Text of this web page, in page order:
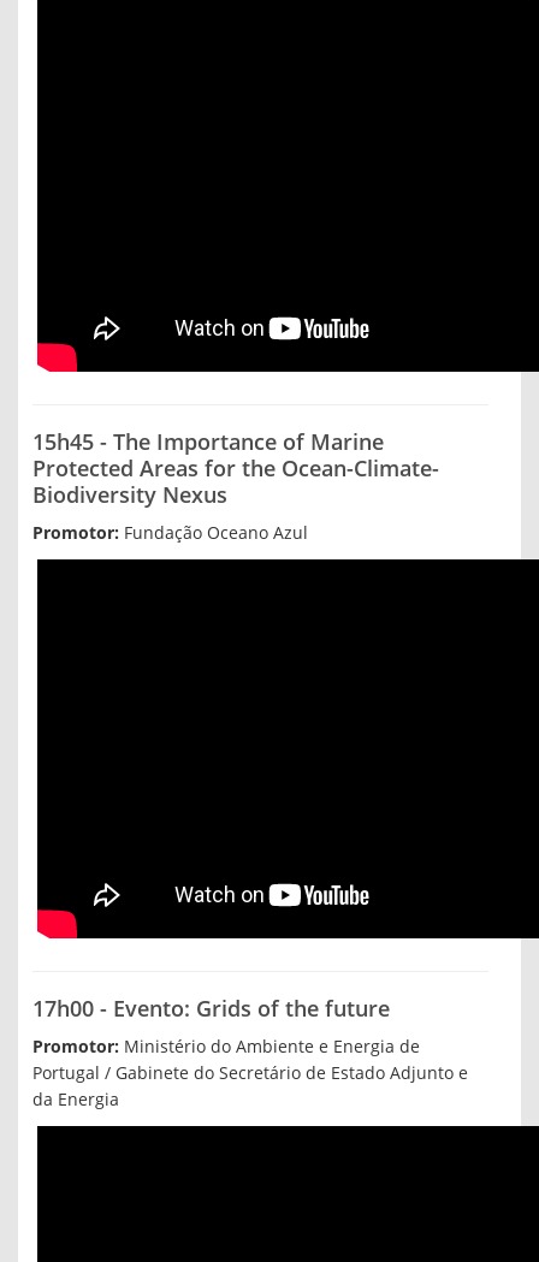
15h45 - The Importance of Marine
Protected Areas for the Ocean-Climate-
Biodiversity Nexus
Promotor: Fundação Oceano Azul
17h00 - Evento: Grids of the future
Promotor: Ministério do Ambiente e Energia de
Portugal / Gabinete do Secretário de Estado Adjunto e
da Energia